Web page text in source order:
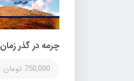
چرمه در گذر زمان
750,000 تومان